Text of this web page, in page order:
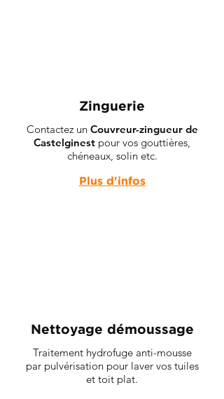
Zinguerie
Contactez un Couvreur-zingueur de
Castelginest pour vos gouttières,
chéneaux, solin etc.
Plus d'infos
Nettoyage démoussage
Traitement hydrofuge anti-mousse
par pulvérisation pour laver vos tuiles
et toit plat.